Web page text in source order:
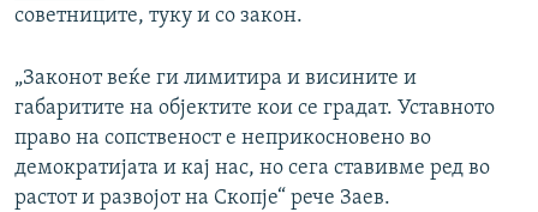
советниците, туку и со закон.
„Законот веќе ги лимитира и висините и
габаритите на објектите кои се градат. Уставното
право на сопственост е неприкосновено во
демократијата и кај нас, но сега ставивме ред во
растот и развојот на Скопје“ рече Заев.